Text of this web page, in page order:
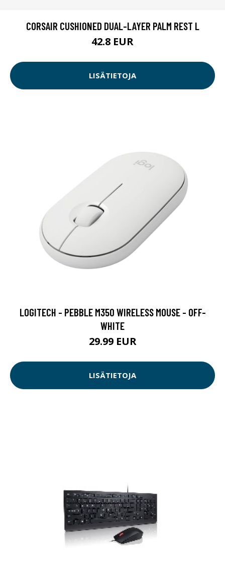
CORSAIR CUSHIONED DUAL-LAYER PALM REST L
42.8 EUR
LISÄTIETOJA
LOGITECH - PEBBLE M350 WIRELESS MOUSE - OFF-
WHITE
29.99 EUR
LISÄTIETOJA